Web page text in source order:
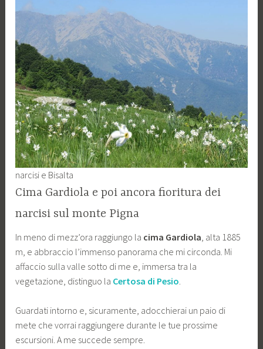
narcisi e Bisalta
Cima Gardiola e poi ancora fioritura dei
narcisi sul monte Pigna
In meno di mezz’ora raggiungo la cima Gardiola , alta 1885
m, e abbraccio l’immenso panorama che mi circonda. Mi
affaccio sulla valle sotto di me e, immersa tra la
vegetazione, distinguo la Certosa di Pesio
Guardati intorno e, sicuramente, adocchierai un paio di
mete che vorrai raggiungere durante le tue prossime
escursioni. A me succede sempre.